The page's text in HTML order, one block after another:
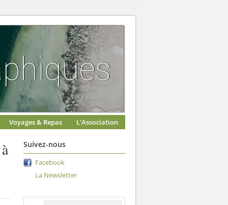
Voyages & Repas L’Association
Suivez-nous
Facebook
La Newsletter